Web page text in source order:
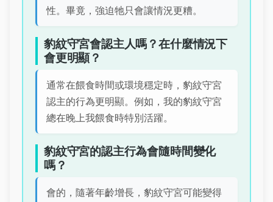
性。畢竟，強迫牠只會讓情況更糟。
豹紋守宮會認主人嗎？在什麼情況下
會更明顯？
通常在餵食時間或環境穩定時，豹紋守宮
認主的行為更明顯。例如，我的豹紋守宮
總在晚上我餵食時特別活躍。
豹紋守宮的認主行為會隨時間變化
嗎？
會的，隨著年齡增長，豹紋守宮可能變得